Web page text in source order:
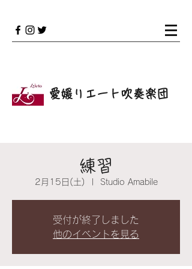
愛媛リエート吹奏楽団
練習
2月15日(土) Studio Amabile
受付が終了しました
他のイベントを見る